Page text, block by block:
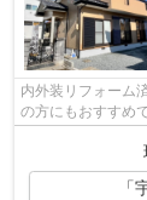
内外装リフォーム
の方にもおすすめ